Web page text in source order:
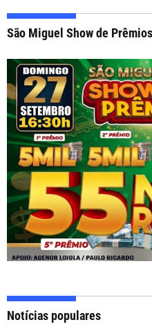
São Miguel Show de Prêmios
Notícias populares